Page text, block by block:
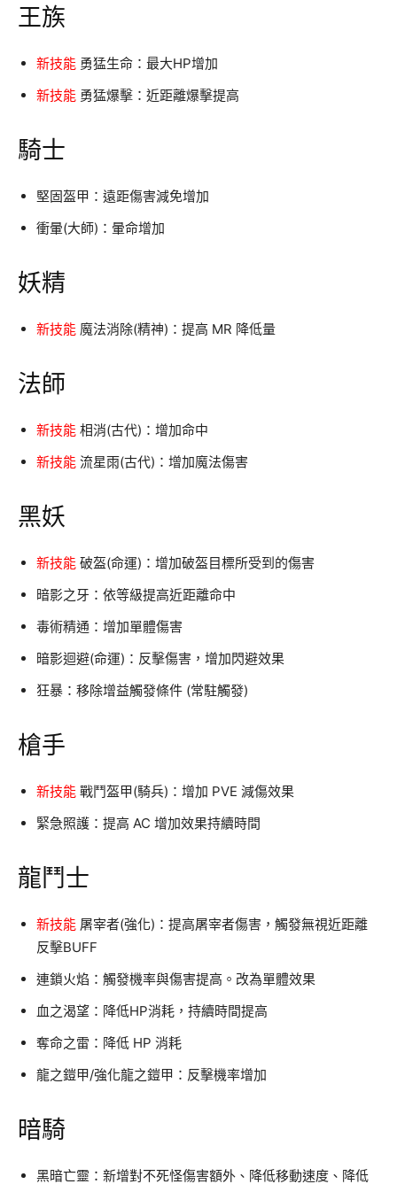
王族
新技能 勇猛生命：最大HP增加
新技能 勇猛爆擊：近距離爆擊提高
騎士
堅固盔甲：遠距傷害減免增加
衝暈(大師)：暈命增加
妖精
新技能 魔法消除(精神)：提高 MR 降低量
法師
新技能 相消(古代)：增加命中
新技能 流星雨(古代)：增加魔法傷害
黑妖
新技能 破盔(命運)：增加破盔目標所受到的傷害
暗影之牙：依等級提高近距離命中
毒術精通：增加單體傷害
暗影迴避(命運)：反擊傷害，增加閃避效果
狂暴：移除增益觸發條件 (常駐觸發)
槍手
新技能 戰鬥盔甲(騎兵)：增加 PVE 減傷效果
緊急照護：提高 AC 增加效果持續時間
龍鬥士
新技能 屠宰者(強化)：提高屠宰者傷害，觸發無視近距離
反擊BUFF
連鎖火焰：觸發機率與傷害提高。改為單體效果
血之渴望：降低HP消耗，持續時間提高
奪命之雷：降低 HP 消耗
龍之鎧甲/強化龍之鎧甲：反擊機率增加
暗騎
黑暗亡靈：新增對不死怪傷害額外、降低移動速度、降低